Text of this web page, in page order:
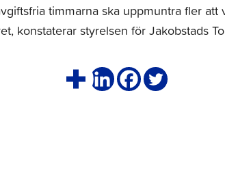
timmarna ska uppmuntra fler
konstaterar styrelsen för Jakobstads